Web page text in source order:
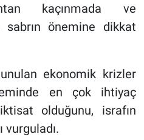
kaçınmada ve
sabrın önemine dikkat
ekonomik krizler
en çok ihtiyaç
olduğunu, israfın
vurguladı.